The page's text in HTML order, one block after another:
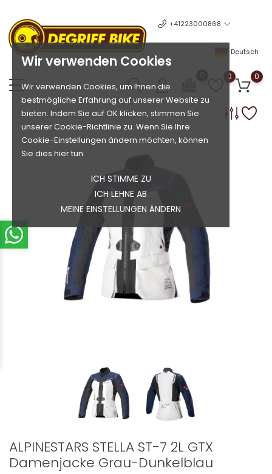
Wir verwenden Cookies
Wir verwenden Cookies, um Ihnen die
bestmögliche Erfahrung auf unserer Website zu
bieten. Indem Sie auf OK klicken, stimmen Sie
unserer Cookie-Richtlinie zu. Wenn Sie Ihre
Cookie-Einstellungen ändern möchten, können
Sie dies hier tun.
ICH STIMME ZU
ICH LEHNE AB
MEINE EINSTELLUNGEN ÄNDERN
+41223000868
Deutsch
0 0
ALPINESTARS STELLA ST-7 2L GTX
Damenjacke Grau-Dunkelblau